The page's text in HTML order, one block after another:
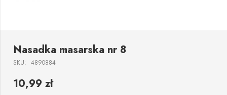
Nasadka masarska nr 8
SKU: 4890884
10,99 zł